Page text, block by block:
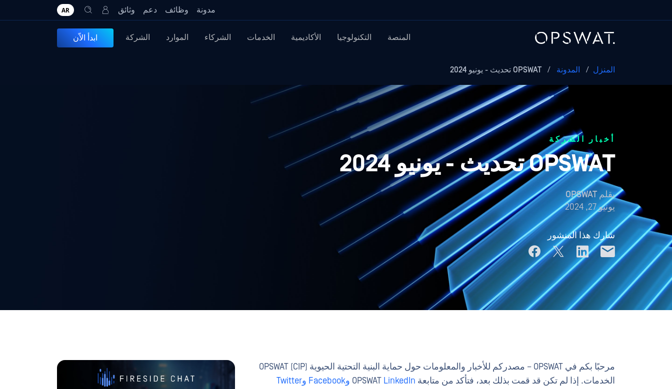
مدونة وظائف دعم وثائق AR
المنصة التكنولوجيا الأكاديمية الخدمات الشركاء الموارد الشركة ابدأ الاّن
المنزل / المدونة / OPSWAT تحديث - يونيو 2024
أخبار الشركة
OPSWAT تحديث - يونيو 2024
بقلمOPSWAT
يونيو 27, 2024
شارك هذا المنشور
مرحبًا بكم في OPSWAT – مصدركم للأخبار والمعلومات حول حماية البنية التحتية الحيوية (CIP) OPSWAT
الخدمات. إذا لم تكن قد قمت بذلك بعد، فتأكد من متابعة OPSWAT LinkedIn وFacebook
وTwitter